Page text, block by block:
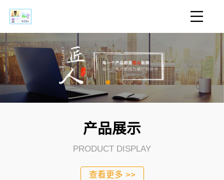
产品展示
PRODUCT DISPLAY
查看更多 >>